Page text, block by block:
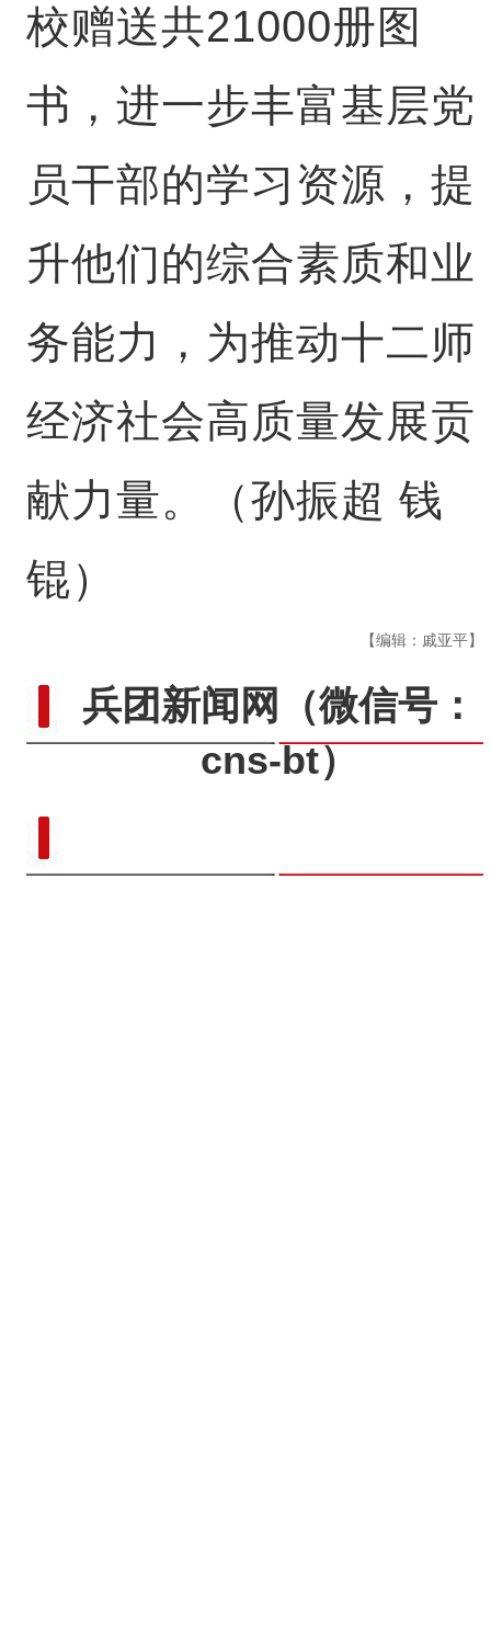
校赠送共21000册图
书，进一步丰富基层党
员干部的学习资源，提
升他们的综合素质和业
务能力，为推动十二师
经济社会高质量发展贡
献力量。（孙振超 钱
锟）
【编辑：戚亚平】
兵团新闻网
（微信号：
cns-bt）